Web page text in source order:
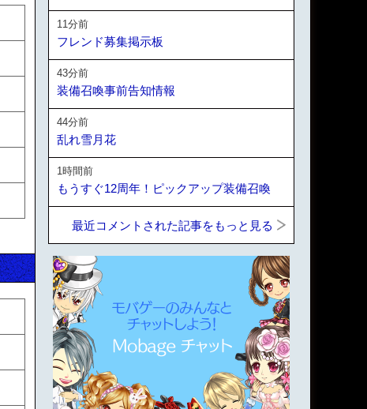
11分前
フレンド募集掲示板
43分前
装備召喚事前告知情報
44分前
乱れ雪月花
1時間前
もうすぐ12周年！ピックアップ装備召喚
最近コメントされた記事をもっと見る